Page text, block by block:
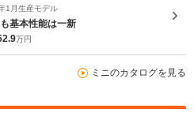
1月生産モデル
基本性能は一新
万円
ミニのカタログを見る